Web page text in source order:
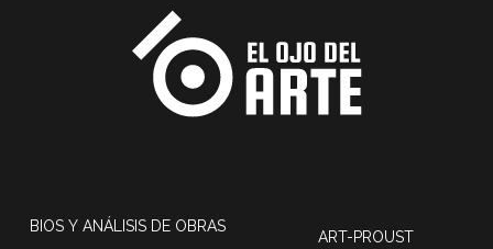
BIOS Y ANÁLISIS DE OBRAS
ART-PROUST